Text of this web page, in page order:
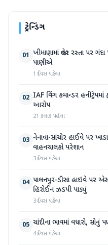
ટ્રેન્ડિંગ
01 ખીમાણામાં જાહેર રસ્તા પર
પાણીએ
1 દિવસ પહેલા
02 IAF વિંગ કમાન્ડર
આરોપ
21 કલાક પહેલા
03 નેનાવા-સાંચોર હાઈવે પર
વાહનચાલકો પરેશાન
3 દિવસ પહેલા
04 પાલનપુર-ડીસા હાઇવે પર
હિરોઈન ઝડપી પાડ્યું
3 દિવસ પહેલા
05 ચાંદીના ભાવમાં વધારો,
4 દિવસ પહેલા